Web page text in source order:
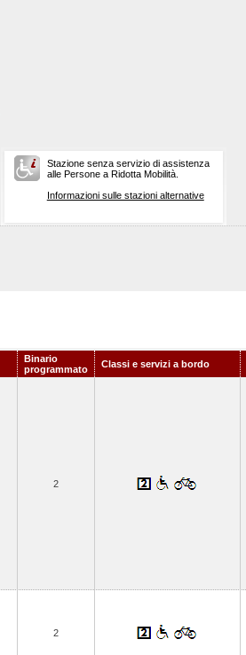
Stazione senza servizio di assistenza
alle Persone a Ridotta Mobilità.
Informazioni sulle stazioni alternative
Binario
programmato
Classi e servizi a bordo
2
2